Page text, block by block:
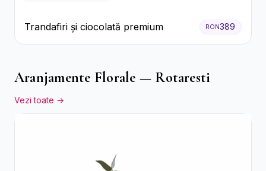
Trandafiri și ciocolată premium RON389
Aranjamente Florale — Rotaresti
Vezi toate →